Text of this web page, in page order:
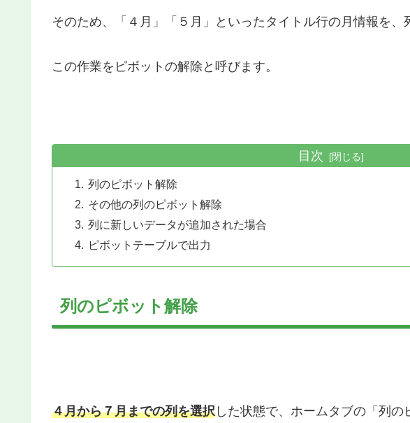
そのため、「４月」「５月」といったタイトル行の月情報を、
この作業をピボットの解除と呼びます。
目次
列のピボット解除
その他の列のピボット解除
列に新しいデータが追加された場合
ピボットテーブルで出力
列のピボット解除
４月から７月までの列を選択 した状態で、ホームタブの「列